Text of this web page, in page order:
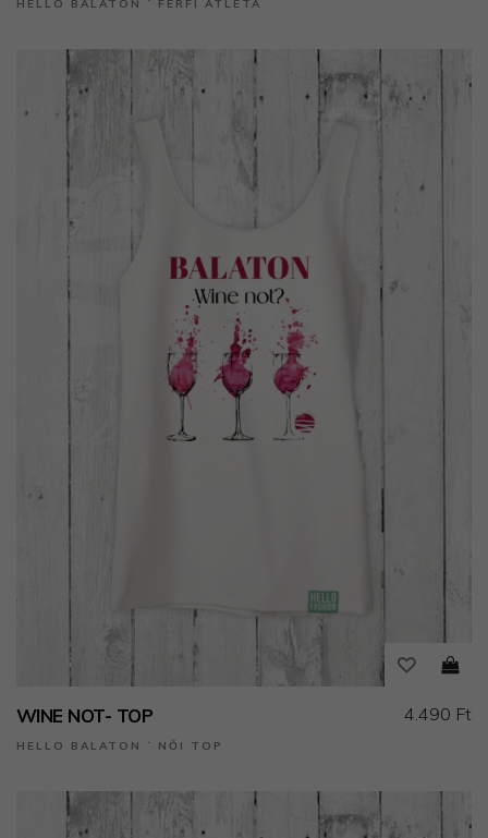
HELLO BALATON ˙ FÉRFI ATLÉTA
WINE NOT- TOP
HELLO BALATON ˙ NŐI TOP
4.490 Ft